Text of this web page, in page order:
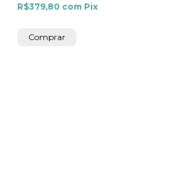
R$379,80 com Pix
Comprar